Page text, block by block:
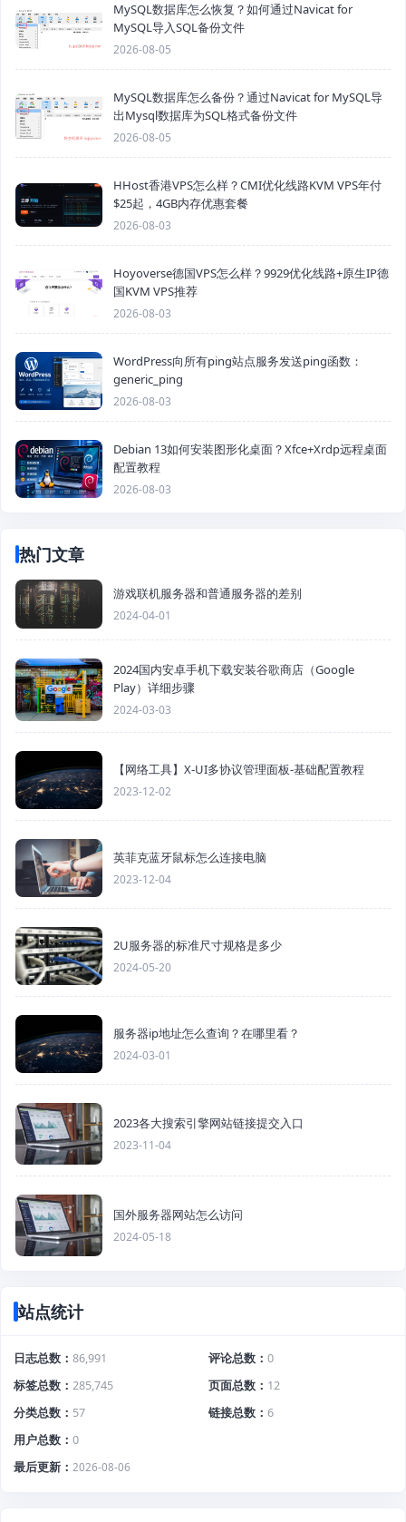
MySQL数据库怎么恢复？如何通过Navicat for
MySQL导入SQL备份文件
2026-08-05
MySQL数据库怎么备份？通过Navicat for MySQL导
出Mysql数据库为SQL格式备份文件
2026-08-05
HHost香港VPS怎么样？CMI优化线路KVM VPS年付
$25起，4GB内存优惠套餐
2026-08-03
Hoyoverse德国VPS怎么样？9929优化线路+原生IP德
国KVM VPS推荐
2026-08-03
WordPress向所有ping站点服务发送ping函数：
generic_ping
2026-08-03
Debian 13如何安装图形化桌面？Xfce+Xrdp远程桌面
配置教程
2026-08-03
热门文章
游戏联机服务器和普通服务器的差别
2024-04-01
2024国内安卓手机下载安装谷歌商店（Google
Play）详细步骤
2024-03-03
【网络工具】X-UI多协议管理面板-基础配置教程
2023-12-02
英菲克蓝牙鼠标怎么连接电脑
2023-12-04
2U服务器的标准尺寸规格是多少
2024-05-20
服务器ip地址怎么查询？在哪里看？
2024-03-01
2023各大搜索引擎网站链接提交入口
2023-11-04
国外服务器网站怎么访问
2024-05-18
站点统计
日志总数 86,991 评论总数
0
标签总数
285,745 页面总数
12
分类总数
57 链接总数
6
用户总数
0
最后更新
2026-08-06